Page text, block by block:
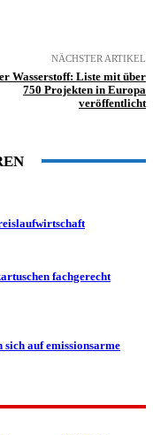
NÄCHSTER ARTIKEL
Wasserstoff: Liste mit über
750 Projekten in Europa
veröffentlicht
fachgerecht
auf emissionsarme